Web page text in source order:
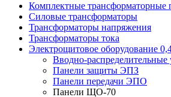
Комплектные трансформаторные
Силовые трансформаторы
Трансформаторы напряжения
Трансформаторы тока
Электрощитовое оборудование
Вводно-
Панели защиты ЭПЗ
Панели передачи ЭПО
Панели ЩО-70